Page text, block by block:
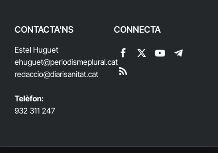
CONTACTA'NS
Estel Huguet
ehuguet@periodismeplural.cat
redaccio@diarisanitat.cat
Telèfon:
932 311 247
CONNECTA
Facebook
X
YouTubeTelegram
RSS